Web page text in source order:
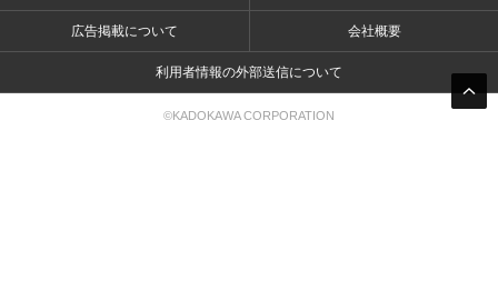
広告掲載について 会社概要
利用者情報の外部送信について
©KADOKAWA CORPORATION